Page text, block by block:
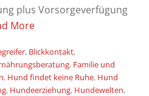
plus Vorsorgeverfügung
More
, Blickkontakt,
, Familie und
, Hund findet keine Ruhe, Hund
, Hundeerziehung, Hundewelten,